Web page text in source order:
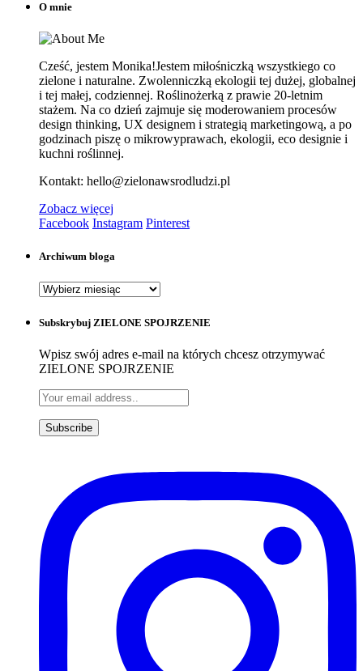
O mnie
Cześć, jestem Monika!Jestem miłośniczką wszystkiego co
zielone i naturalne. Zwolenniczką ekologii tej dużej, globalnej
i tej małej, codziennej. Roślinożerką z prawie 20-letnim
stażem. Na co dzień zajmuje się moderowaniem procesów
design thinking, UX designem i strategią marketingową, a po
godzinach piszę o mikrowyprawach, ekologii, eco designie i
kuchni roślinnej.
Kontakt: hello@zielonawsrodludzi.pl
Zobacz więcej
Facebook Instagram Pinterest
Archiwum bloga
Archiwum
Subskrybuj ZIELONE SPOJRZENIE
Wpisz swój adres e-mail na których chcesz otrzymywać
ZIELONE SPOJRZENIE